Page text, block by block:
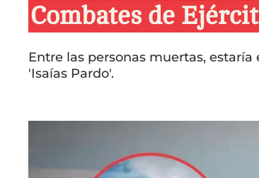
Combates de
Entre las personas muertas,
'Isaías Pardo'.